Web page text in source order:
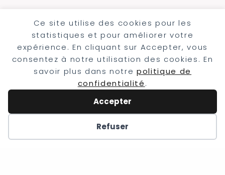
Ce site utilise des cookies pour les
statistiques et pour améliorer votre
expérience. En cliquant sur Accepter, vous
consentez à notre utilisation des cookies. En
savoir plus dans notrepolitique de
confidentialité.
Accepter
Refuser